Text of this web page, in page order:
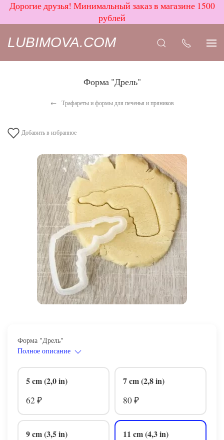
Дорогие друзья! Минимальный заказ в магазине 1500
рублей
LUBIMOVA.COM
Форма "Дрель"
Трафареты и формы для печенья и пряников
Добавить в избранное
Форма "Дрель"
Полное описание
5 cm (2,0 in)
62 ₽
7 cm (2,8 in)
80 ₽
9 cm (3,5 in)
11 cm (4,3 in)